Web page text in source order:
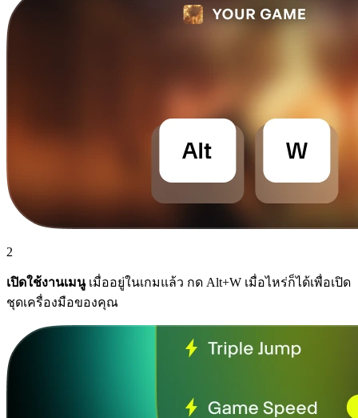
2
เปิดใช้งานเมนูเมื่ออยู่ในเกมแล้ว กด Alt+W เมื่อไหร่ก็ได้เพื่อเปิด
ชุดเครื่องมือของคุณ